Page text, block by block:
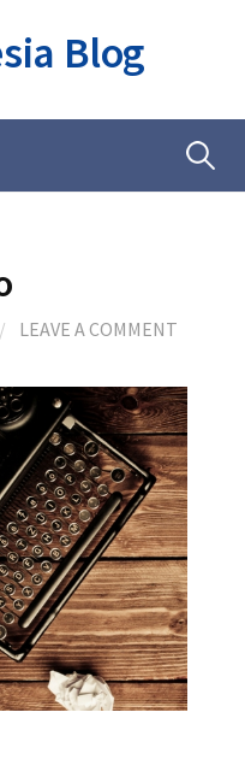
Blog
Ricerca
/ LEAVE A COMMENT